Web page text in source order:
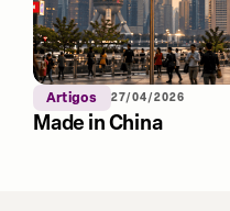
Artigos 27/04/2026
Made in China